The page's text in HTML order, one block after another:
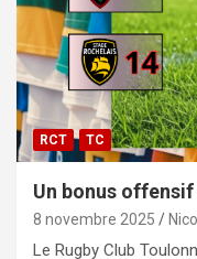
RCT TC
Un bonus
8 novembre 2025
Le Rugby Club